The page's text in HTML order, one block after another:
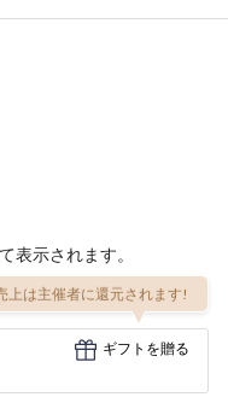
表示されます。
上は主催者に還元されます!
ギフトを贈る